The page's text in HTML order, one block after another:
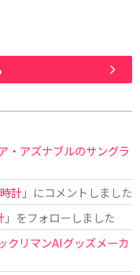
・アズナブルのサングラ
計」にコメントしました
」をフォローしました
クリマンAIグッズメーカ